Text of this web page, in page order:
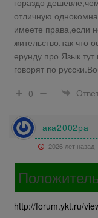
отличную
имеете права,если
жительство,так что
ерунду про Язык тут
говорят по
0
ака2002ра
2026 лет назад
http://forum.ykt.ru/